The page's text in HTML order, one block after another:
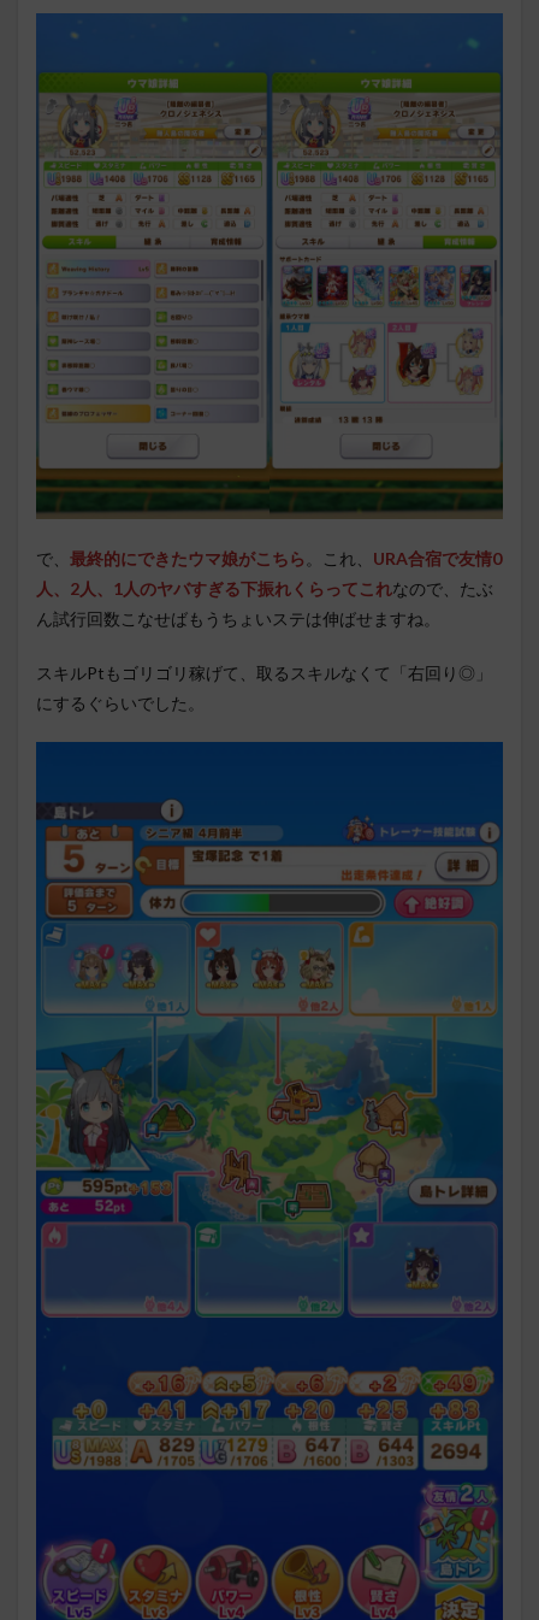
で、 最終的にできたウマ娘がこちら 。これ、 URA合宿で友情0
人、2人、1人のヤバすぎる下振れくらってこれなので、たぶ
ん試行回数こなせばもうちょいステは伸ばせますね。
スキルPtもゴリゴリ稼げて、取るスキルなくて「右回り◎」
にするぐらいでした。